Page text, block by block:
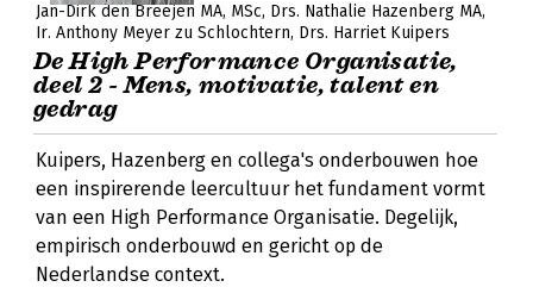
Jan-Dirk den Breejen MA, MSc Drs. Nathalie Hazenberg MA
Ir. Anthony Meyer zu Schlochtern Drs. Harriet Kuipers
De High Performance Organisatie,
deel 2 - Mens, motivatie, talent en
gedrag
Kuipers, Hazenberg en collega's onderbouwen hoe
een inspirerende leercultuur het fundament vormt
van een High Performance Organisatie. Degelijk,
empirisch onderbouwd en gericht op de
Nederlandse context.